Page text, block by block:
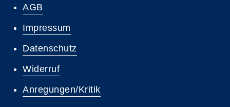
AGB
Impressum
Datenschutz
Widerruf
Anregungen/Kritik